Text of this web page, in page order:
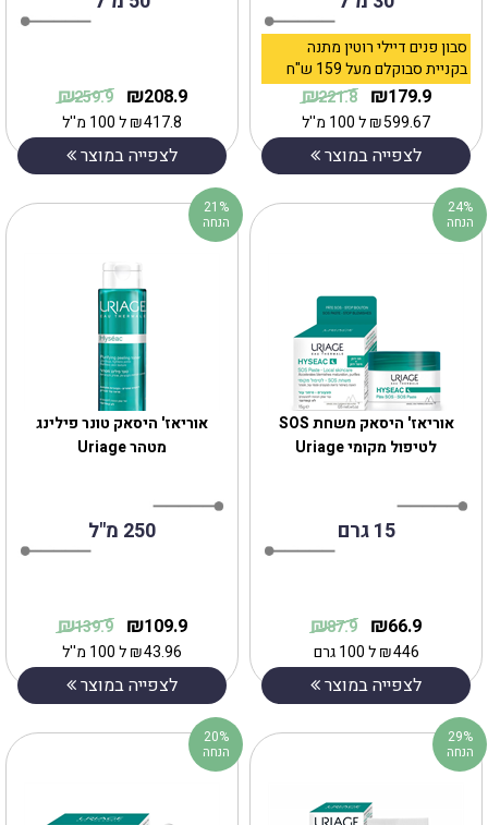
208.9
₪
259.9
₪
417.8
₪ל 100 מ''ל
לצפייה במוצר
סבון פנים דיילי רוטין מתנה
בקניית סבוקלם מעל 159 ש"ח
179.9
₪
221.8
₪
599.67
₪ל 100 מ''ל
לצפייה במוצר
אוריאז' היסאק טונר פילינג
מטהר Uriage
250 מ"ל
109.9
₪
139.9
₪
43.96
₪ל 100 מ''ל
לצפייה במוצר
21%
הנחה
אוריאז' היסאק משחת SOS
לטיפול מקומי Uriage
15 גרם
66.9
₪
87.9
₪
446
₪ל 100 גרם
לצפייה במוצר
24%
הנחה
20%
הנחה
29%
הנחה